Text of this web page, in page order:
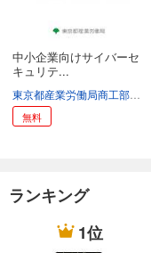
中小企業向けサイバーセ
キュリテ...
無料
ランキング
1位